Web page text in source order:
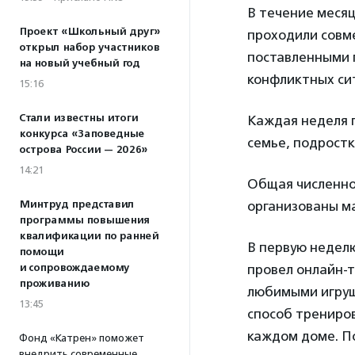
Проект «Школьный друг»
открыл набор участников
на новый учебный год
15:16
Стали известны итоги
конкурса «Заповедные
острова России — 2026»
14:21
Минтруд представил
программы повышения
квалификации по ранней
помощи
и сопровождаемому
проживанию
13:45
Фонд «Катрен» поможет
В течение
проходили
поставленными
конфликтных
Каждая неделя
семье,
Общая
организованы
В первую
провел онлайн-
любимыми
способ
каждом доме.